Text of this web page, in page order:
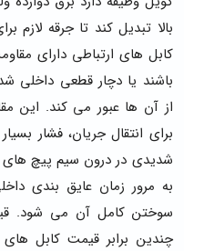
بالا تبدیل کند تا جرقه لازم
کابل های ارتباطی دارای
باشند یا دچار قطعی داخلی
از آن ها عبور می کند. این
برای انتقال جریان، فشار
شدیدی در درون سیم پیچ های
به مرور زمان عایق بندی
سوختن کامل آن می شود.
چندین برابر قیمت کابل